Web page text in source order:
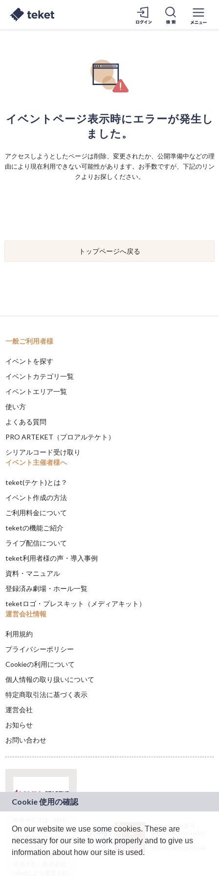
イベントページ表示時にエラーが発生し
ました。
アクセスしようとしたページは削除、変更されたか、公開準備中などの理
由により現在利用できない可能性があります。お手数ですが、下記のリン
クよりお探しください。
トップページへ戻る
一般ご利用者様
イベントを探す
イベントカテゴリ一覧
イベントエリア一覧
使い方
よくある質問
PRO ARTEKET（プロアルテケト）
シリアルコード受け取り
イベント主催者様へ
teket(テケト)とは？
イベント作成の方法
ご利用料金について
teketの機能ご紹介
ライブ配信について
teket利用者様の声・導入事例
資料・マニュアル
登録済み劇場・ホール一覧
teketロゴ・プレスキット（メディアキット）
運営会社情報
利用規約
プライバシーポリシー
Cookieの利用について
個人情報の取り扱いについて
特定商取引法に基づく表示
運営会社
お知らせ
お問い合わせ
ドコモグループの新
規事業創出プログラ
ム「docomo
STARTUP」を通じて
JASRAC許諾番号：
9024936001Y45037
JASRAC許諾番号：
On our website we use some cookies. These are
necessary for our site to work properly and to give us
information about how our site is used.